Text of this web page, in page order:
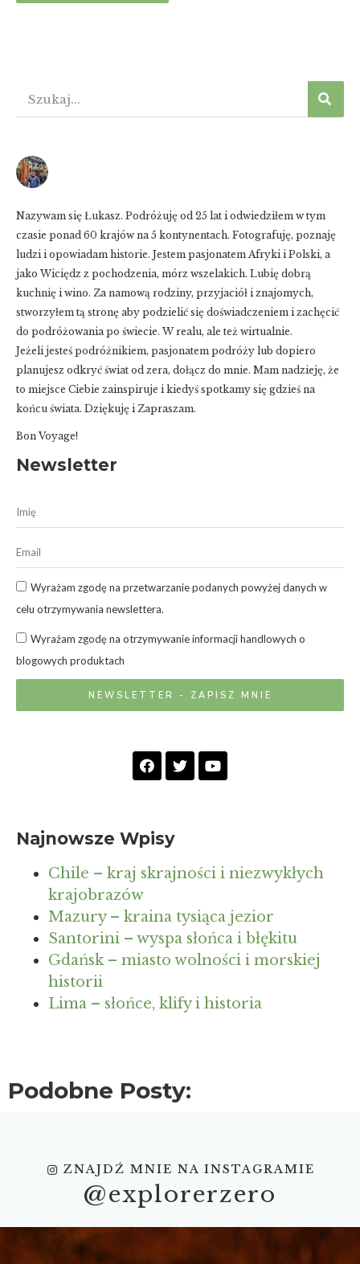
Nazywam się Łukasz. Podróżuję od 25 lat i odwiedziłem w tym
czasie ponad 60 krajów na 5 kontynentach. Fotografuję, poznaję
ludzi i opowiadam historie. Jestem pasjonatem Afryki i Polski, a
jako Wiciędz z pochodzenia, mórz wszelakich. Lubię dobrą
kuchnię i wino. Za namową rodziny, przyjaciół i znajomych,
stworzyłem tą stronę aby podzielić się doświadczeniem i zachęcić
do podróżowania po świecie. W realu, ale też wirtualnie.
Jeżeli jesteś podróżnikiem, pasjonatem podróży lub dopiero
planujesz odkryć świat od zera, dołącz do mnie. Mam nadzieję, że
to miejsce Ciebie zainspiruje i kiedyś spotkamy się gdzieś na
końcu świata. Dziękuję i Zapraszam.
Bon Voyage!
Newsletter
Wyrażam zgodę na przetwarzanie podanych powyżej danych w
celu otrzymywania newslettera.
Wyrażam zgodę na otrzymywanie informacji handlowych o
blogowych produktach
NEWSLETTER - ZAPISZ MNIE
Najnowsze Wpisy
Chile – kraj skrajności i niezwykłych
krajobrazów
Mazury – kraina tysiąca jezior
Santorini – wyspa słońca i błękitu
Gdańsk – miasto wolności i morskiej
historii
Lima – słońce, klify i historia
Podobne Posty:
ZNAJDŹ MNIE NA INSTAGRAMIE
@explorerzero